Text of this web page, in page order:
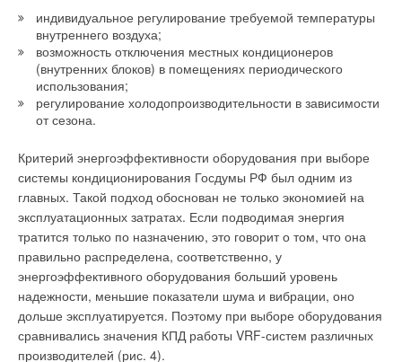
индивидуальное регулирование требуемой температуры
внутреннего воздуха;
возможность отключения местных кондиционеров
(внутренних блоков) в помещениях периодического
использования;
регулирование холодопроизводительности в зависимости
от сезона.
Критерий энергоэффективности оборудования при выборе
системы кондиционирования Госдумы РФ был одним из
главных. Такой подход обоснован не только экономией на
эксплуатационных затратах. Если подводимая энергия
тратится только по назначению, это говорит о том, что она
правильно распределена, соответственно, у
энергоэффективного оборудования больший уровень
надежности, меньшие показатели шума и вибрации, оно
дольше эксплуатируется. Поэтому при выборе оборудования
сравнивались значения КПД работы VRF-систем различных
производителей (рис. 4).
Во-первых, поддержание комфортной температуры в
помещениях.Основная трудность в данном случае
заключена в выборе «контрольного помещения», по
измерениям температуры, в котором регулятор будет
оценивать необходимость формирования управляющего
воздействия на исполнительный механизм. Очевидно, что в
котором была бы «характерной» вне зависимости от
изменения погодных условий и вне зависимости от режима
подачи теплоносителя.
Также следует учитывать, что температурный режим в
различных помещениях может изменяться с течением
времени в ходе различных реконструкций, ремонтов и т.п.
Следовательно, для получения адекватной информации о
температуре внутри здания, а не внутри «контрольного
помещения», необходимо иметь большое количество